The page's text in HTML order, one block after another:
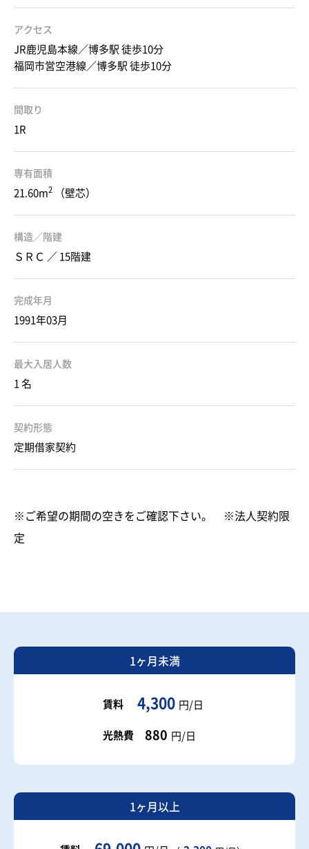
アクセス
JR鹿児島本線／博多駅 徒歩10分
福岡市営空港線／博多駅 徒歩10分
間取り
1R
専有面積
21.60m2 （壁芯）
構造／階建
ＳＲＣ ／ 15階建
完成年月
1991年03月
最大入居人数
1 名
契約形態
定期借家契約
※ご希望の期間の空きをご確認下さい。 ※法人契約限
定
1ヶ月未満
賃料 4,300 円/日
光熱費
880 円/日
1ヶ月以上